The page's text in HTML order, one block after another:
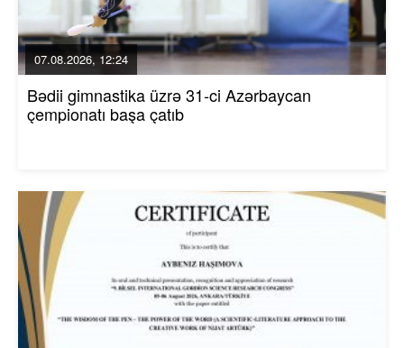
07.08.2026, 12:24
Bədii gimnastika üzrə 31-ci Azərbaycan
çempionatı başa çatıb